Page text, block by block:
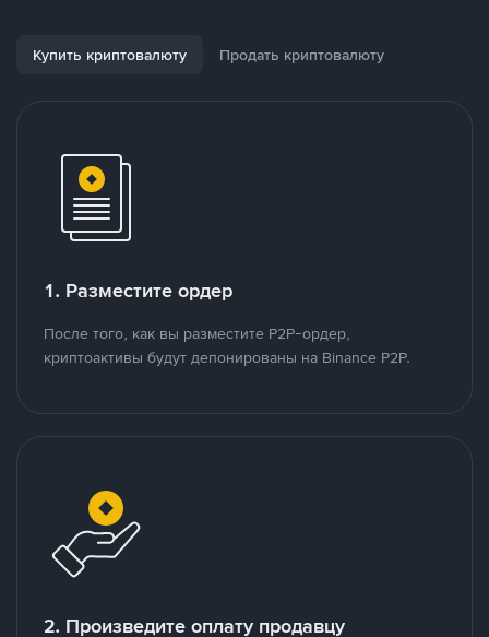
Купить криптовалюту Продать криптовалюту
1. Разместите ордер
После того, как вы разместите P2P-ордер,
криптоактивы будут депонированы на Binance P2P.
2. Произведите оплату продавцу